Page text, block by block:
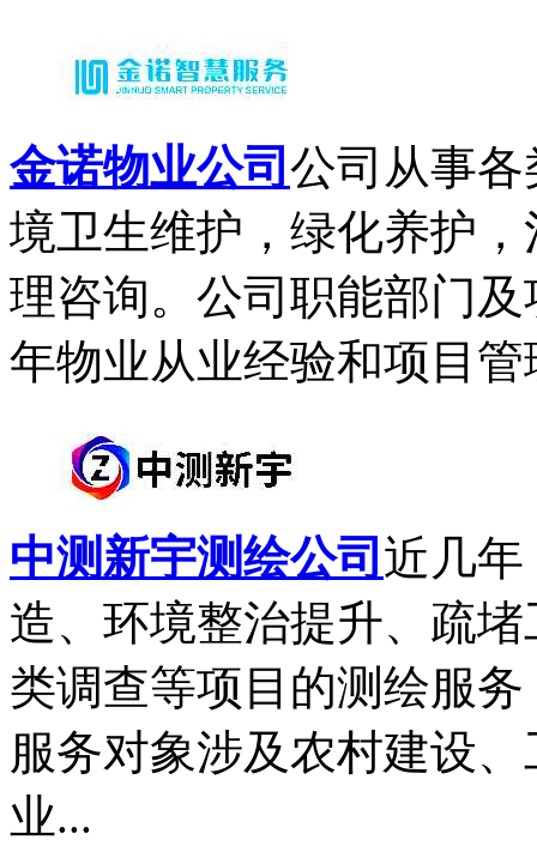
金诺物业公司 公司从事
境卫生维护，绿化养护
理咨询。公司职能部门
年物业从业经验和项目
中测新宇测绘公司 近几
造、环境整治提升、疏
类调查等项目的测绘服
服务对象涉及农村建设
业...